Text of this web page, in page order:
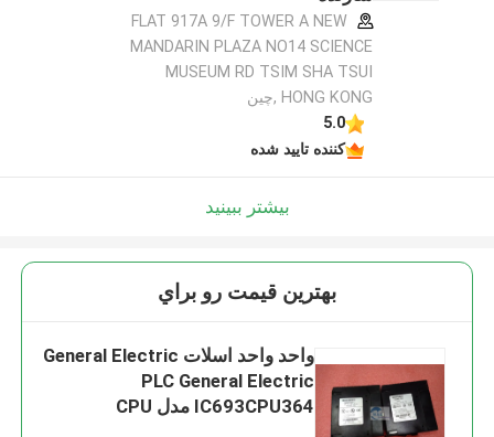
FLAT 917A 9/F TOWER A NEW
MANDARIN PLAZA NO14 SCIENCE
MUSEUM RD TSIM SHA TSUI
HONG KONG ,چین
5.0
کننده تایید شده
بیشتر ببینید
بهترين قيمت رو براي
واحد واحد اسلات General Electric
PLC General Electric
IC693CPU364 مدل CPU